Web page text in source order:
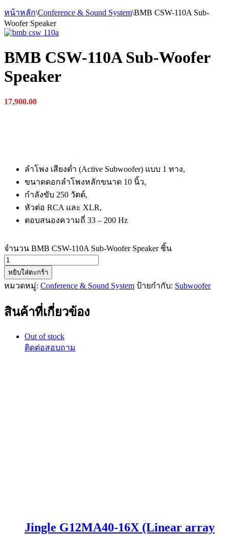
หน้าหลัก\Conference & Sound System\BMB CSW-110A Sub-
Woofer Speaker
BMB CSW-110A Sub-Woofer
Speaker
17,900.00
ลำโพง เสียงต่ำ (Active Subwoofer) แบบ 1 ทาง,
ขนาดดอกลำโพงหลักขนาด 10 นิ้ว,
กำลังขับ 250 วัตต์,
หัวต่อ RCA และ XLR,
ตอบสนองความถี่ 33 – 200 Hz
จำนวน BMB CSW-110A Sub-Woofer Speaker ชิ้น
หยิบใส่ตะกร้า
หมวดหมู่: Conference & Sound System ป้ายกำกับ: Subwoofer
สินค้าที่เกี่ยวข้อง
Out of stock
Jingle G12MA40-16X (Linear array